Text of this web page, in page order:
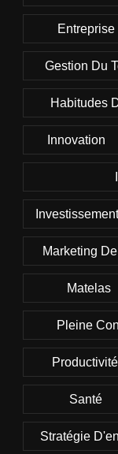
Entreprise
Gestion Du
Habitudes
Innovation
Marketing
Matelas
Pleine
Productivité
Santé
Stratégie